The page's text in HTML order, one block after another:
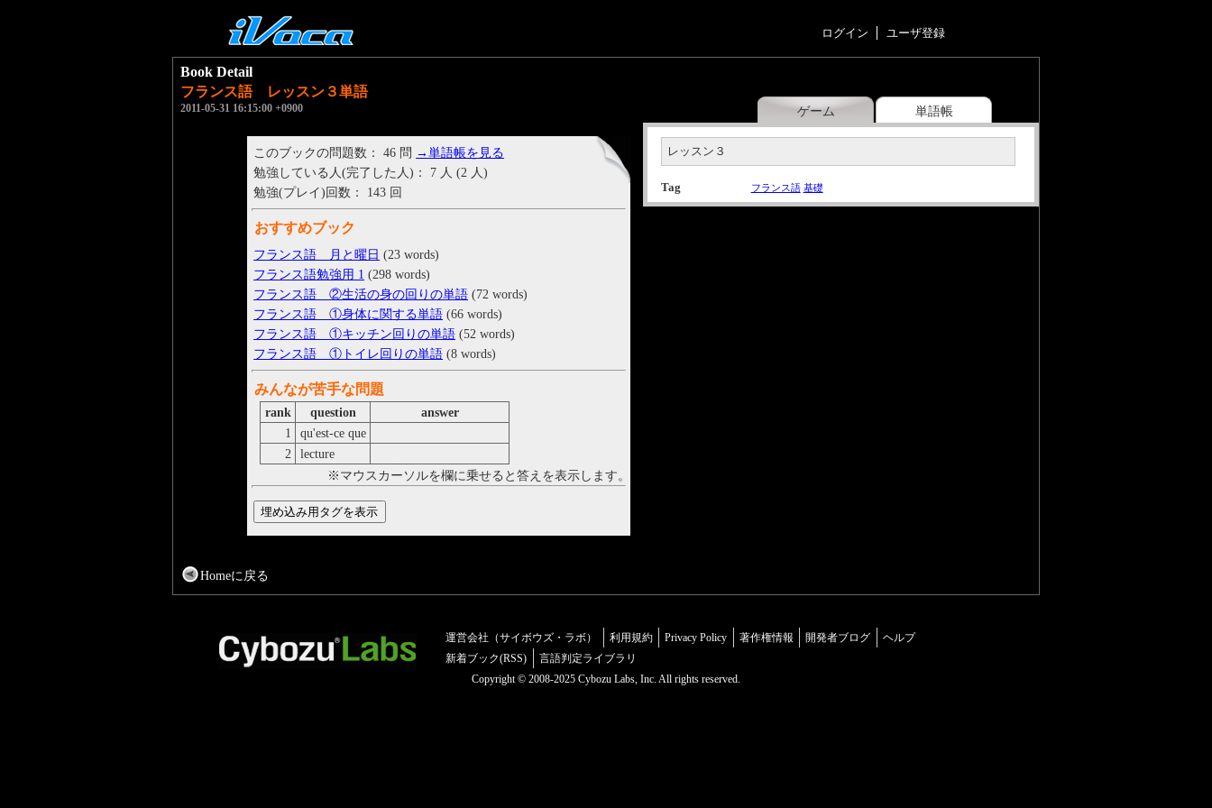
ログイン ユーザ登録
ゲーム 単語帳
Book Detail
フランス語 レッスン３単語
2011-05-31 16:15:00 +0900
レッスン３
Tag フランス語 基礎
このブックの問題数： 46 問 →単語帳を見る
勉強している人(完了した人)： 7 人 (2 人)
勉強(プレイ)回数： 143 回
おすすめブック
フランス語 月と曜日 (23 words)
フランス語勉強用 1 (298 words)
フランス語 ②生活の身の回りの単語 (72 words)
フランス語 ①身体に関する単語 (66 words)
フランス語 ①キッチン回りの単語 (52 words)
フランス語 ①トイレ回りの単語 (8 words)
みんなが苦手な問題
rank question
answer
1
qu'est-ce que
2
lecture
※マウスカーソルを欄に乗せると答えを表示します。
Homeに戻る
運営会社（サイボウズ・ラボ） 利用規約 Privacy Policy 著作権情報 開発者ブログ
ヘルプ
新着ブック(RSS)
言語判定ライブラリ
Copyright © 2008-2025 Cybozu Labs, Inc. All rights reserved.